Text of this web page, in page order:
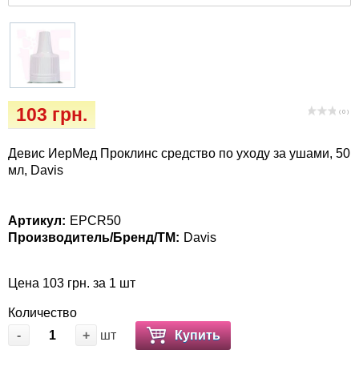
( 0 )
103 грн.
Девис ИерМед Проклинс средство по уходу за ушами, 50
мл, Davis
Артикул: EPCR50
Производитель/Бренд/ТМ: Davis
Цена 103 грн. за 1 шт
Количество
-
+ шт Купить
Лакомство и корма
для собак
Лежаки, домики, охлаждая коврики
Миски, автокормушки, поилки
Одежда и обувь
Послеоперационные средства и
Товары для голубей